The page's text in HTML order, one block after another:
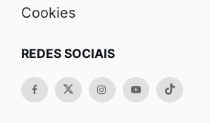
Cookies
REDES SOCIAIS